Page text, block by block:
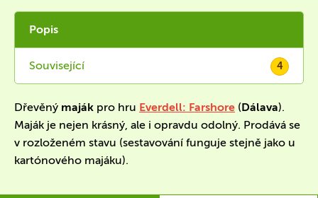
Popis
Související 4
Dřevěný maják pro hru Everdell: Farshore (Dálava).
Maják je nejen krásný, ale i opravdu odolný. Prodává se
v rozloženém stavu (sestavování funguje stejně jako u
kartónového majáku).